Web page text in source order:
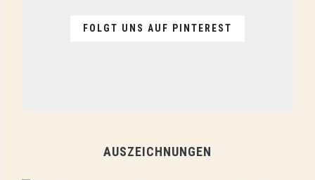
FOLGT UNS AUF PINTEREST
AUSZEICHNUNGEN